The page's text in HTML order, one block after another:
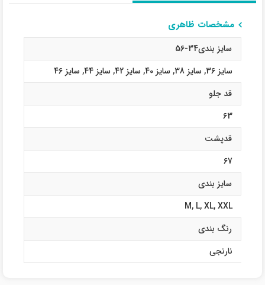
مشخصات ظاهری
سایز بندی34-56
سایز 36
, سایز 38 , سایز 40 , سایز 42 , سایز 44 , سایز 46
قد جلو
63
قدپشت
67
سایز بندی
M, L,XL,XXL
رنگ بندی
نارنجی